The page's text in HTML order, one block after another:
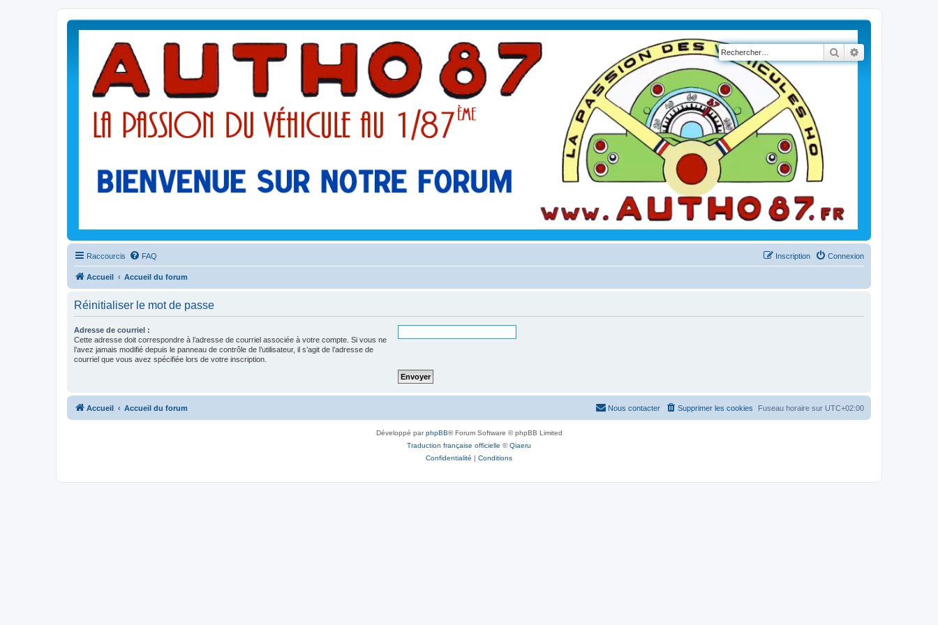
Rechercher
Raccourcis FAQ Connexion
Inscription
Accueil Accueil du forum
Réinitialiser le mot de passe
Adresse de courriel :
Cette adresse doit correspondre à l’adresse de courriel associée à votre compte. Si vous ne
l’avez jamais modifié depuis le panneau de contrôle de l’utilisateur, il s’agit de l’adresse de
courriel que vous avez spécifiée lors de votre inscription.
Accueil Accueil du forum Fuseau horaire sur UTC+02:00
Supprimer les cookies
Nous contacter
Développé parphpBB® Forum Software © phpBB Limited
Traduction française officielle ©Qiaeru
Confidentialité | Conditions